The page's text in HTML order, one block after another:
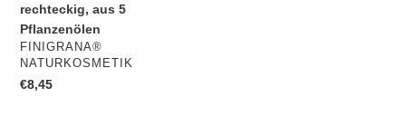
rechteckig, aus 5
Pflanzenölen
VERKÄUFER
FINIGRANA®
NATURKOSMETIK
Normaler
€8,45